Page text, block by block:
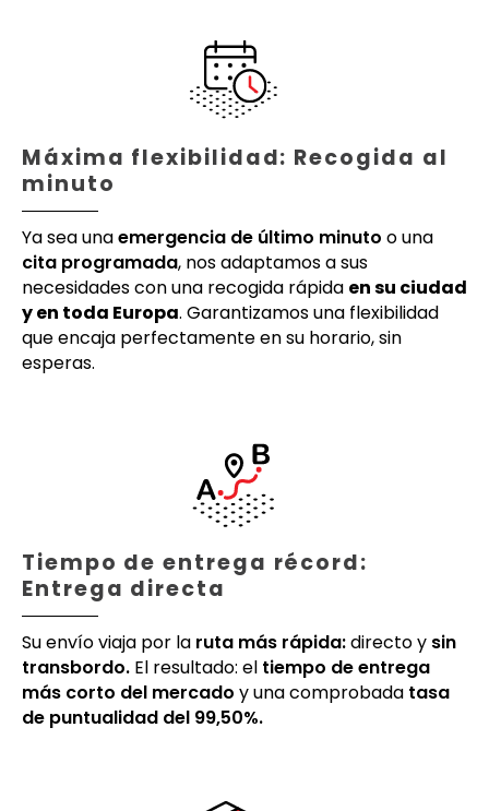
Máxima flexibilidad: Recogida al
minuto
Ya sea unaemergencia de último minuto o una
cita programada, nos adaptamos a sus
necesidades con una recogida rápida en su ciudad
y en toda Europa. Garantizamos una flexibilidad
que encaja perfectamente en su horario, sin
esperas.
Tiempo de entrega récord:
Entrega directa
Su envío viaja por la ruta más rápida:directo y sin
transbordo. El resultado: el tiempo de entrega
más corto del mercado y una comprobada tasa
de puntualidad del 99,50%.